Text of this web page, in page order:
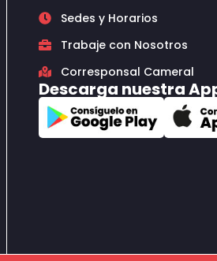
Sedes y Horarios
Trabaje con Nosotros
Corresponsal Cameral
Descarga nuestra